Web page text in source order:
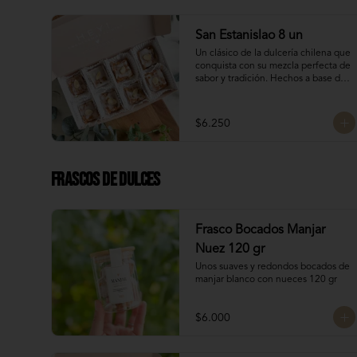
San Estanislao 8 un
Un clásico de la dulcería chilena que
conquista con su mezcla perfecta de
sabor y tradición. Hechos a base de
Mom, cada San Estanislao guarda
ese toque casero y especial que solo
$6.250
Frascos de Dulces
Frasco Bocados Manjar
Nuez 120 gr
Unos suaves y redondos bocados de
manjar blanco con nueces 120 gr
$6.000